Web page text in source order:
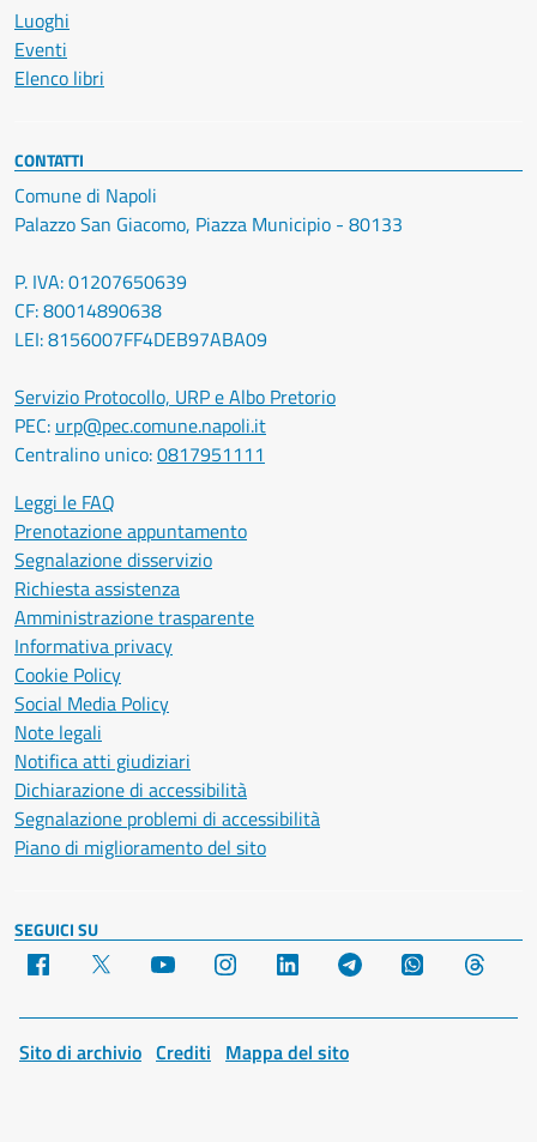
Luoghi
Eventi
Elenco libri
CONTATTI
Comune di Napoli
Palazzo San Giacomo, Piazza Municipio - 80133
P. IVA: 01207650639
CF: 80014890638
LEI: 8156007FF4DEB97ABA09
Servizio Protocollo, URP e Albo Pretorio
PEC: urp@pec.comune.napoli.it
Centralino unico:0817951111
Leggi le FAQ
Prenotazione appuntamento
Segnalazione disservizio
Richiesta assistenza
Amministrazione trasparente
Informativa privacy
Cookie Policy
Social Media Policy
Note legali
Notifica atti giudiziari
Dichiarazione di accessibilità
Segnalazione problemi di accessibilità
Piano di miglioramento del sito
SEGUICI SU
Facebook YouTube Instagram LinkedIn Telegram WhatsApp
Sito di archivio Crediti Mappa del sito